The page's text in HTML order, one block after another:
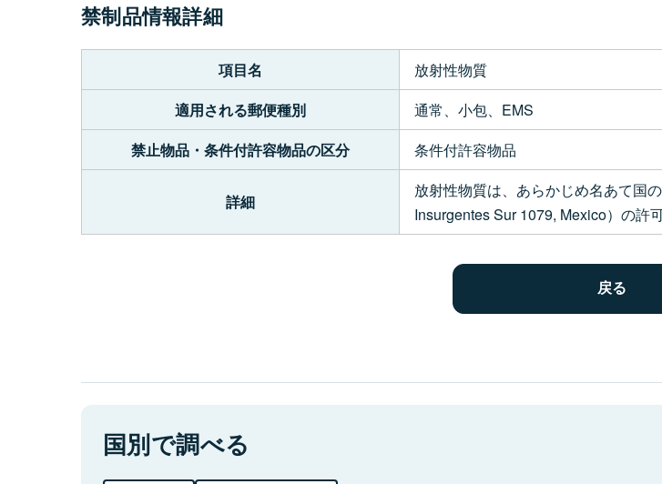
禁制品情報詳細
項目名
放射性物質
適用される郵便種別
通常、小包、EMS
禁止物品・条件付許容物品の区分
条件付許容物品
詳細
放射性物質は、あらかじめ名あて国
Insurgentes Sur 1079, Mexico）の許
国別で調べる